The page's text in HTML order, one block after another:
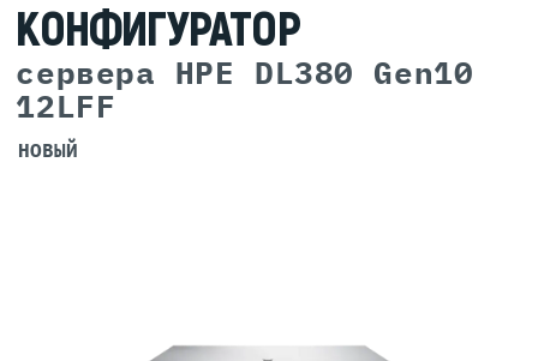
КОНФИГУРАТОР
сервера HPE DL380 Gen10
12LFF
НОВЫЙ